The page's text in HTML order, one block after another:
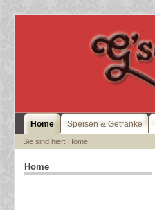
Home Speisen & Getränke
Sie sind hier: Home
Home